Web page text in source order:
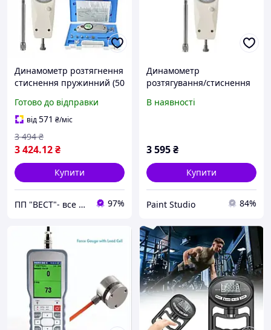
Динамометр розтягнення
стиснення пружинний (50
Готово до відправки
від571 ₴/міс
3 424.12₴
3 494 ₴
Купити
ПП "ВЕСТ"- все для зварки, спецодяг та взуття, пожежна безпека, покрівельні матеріали. 97%
Динамометр
розтягування/стиснення
PROTESTER NK-20
В наявності
3 595₴
Купити
Paint Studio 84%